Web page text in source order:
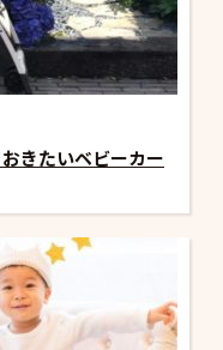
きたいベビーカー